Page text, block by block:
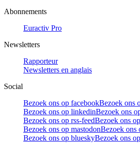
Abonnements
Euractiv Pro
Newsletters
Rapporteur
Newsletters en anglais
Social
Bezoek ons op facebookBezoek ons
Bezoek ons op linkedinBezoek ons
Bezoek ons op rss-feedBezoek ons
Bezoek ons op mastodonBezoek ons
Bezoek ons op blueskyBezoek ons